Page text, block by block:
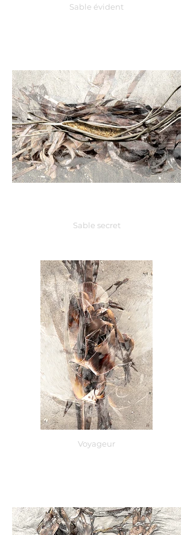
Sable évident
Sable secret
Voyageur